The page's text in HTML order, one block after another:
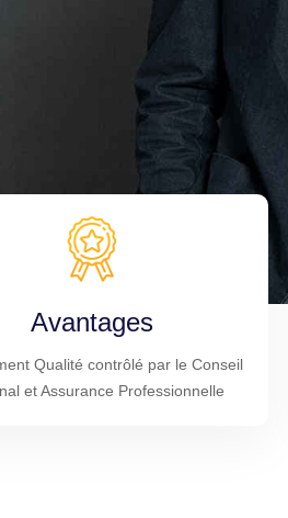
Avantages
Qualité contrôlé par le Conseil
et Assurance Professionnelle